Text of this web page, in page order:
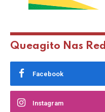
Queagito Nas
Facebook
Instagram